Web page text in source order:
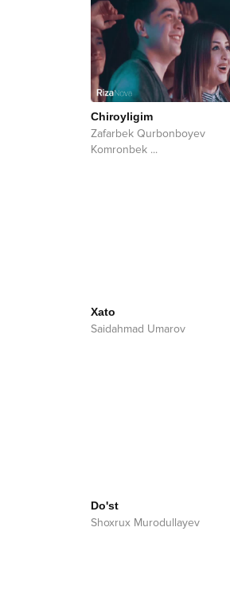
Chiroyligim
Zafarbek Qurbonboyev
Komronbek ...
Xato
Saidahmad Umarov
Do'st
Shoxrux Murodullayev